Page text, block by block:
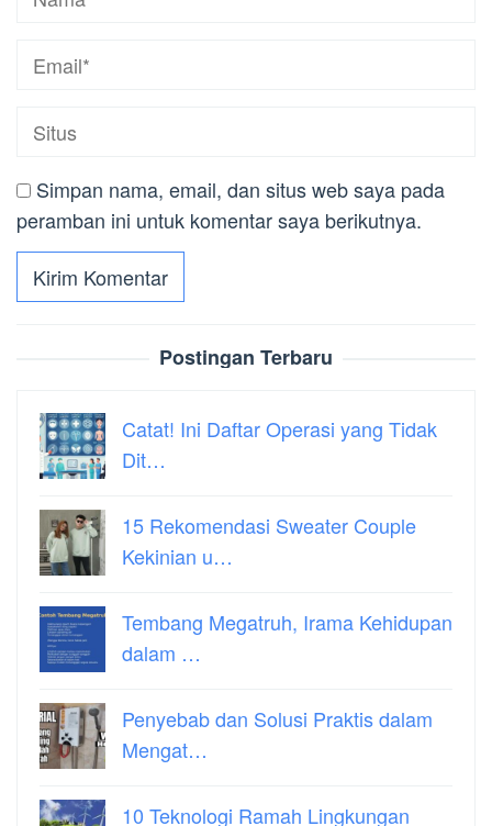
Simpan nama, email, dan situs web saya pada
peramban ini untuk komentar saya berikutnya.
Postingan Terbaru
Catat! Ini Daftar Operasi yang Tidak
Dit…
15 Rekomendasi Sweater Couple
Kekinian u…
Tembang Megatruh, Irama Kehidupan
dalam …
Penyebab dan Solusi Praktis dalam
Mengat…
10 Teknologi Ramah Lingkungan